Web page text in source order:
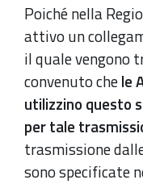
Poiché nella
attivo un
il quale vengono
convenuto chele
utilizzino questo
per tale
trasmissione
sono specificate